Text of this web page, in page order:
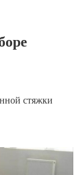
стяжки